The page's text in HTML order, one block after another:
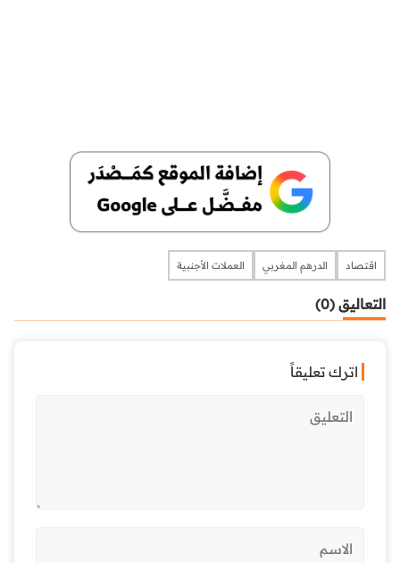
اقتصاد الدرهم المغربي العملات الأجنبية
التعاليق (0)
اترك تعليقاً